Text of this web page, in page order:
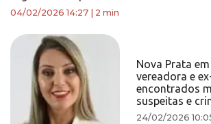
04/02/2026 14:27 2 min
Nova Prata
vereadora e
encontrados
suspeitas e
24/02/2026